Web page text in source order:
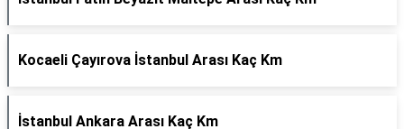
Kocaeli Çayırova İstanbul Arası Kaç Km
İstanbul Ankara Arası Kaç Km